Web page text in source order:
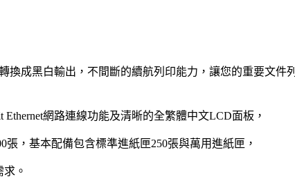
成黑白輸出，不間斷的續航列印能力，讓您的重要文件列
網路連線功能及清晰的全繁體中文LCD面板，
，基本配備包含標準進紙匣250張與萬用進紙匣，
。